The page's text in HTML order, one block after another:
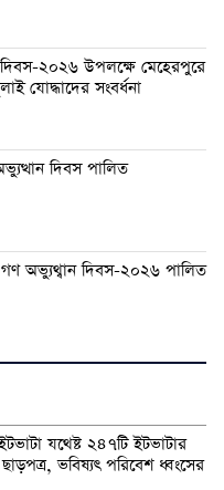
২০২৬ উপলক্ষে মেহেরপুরে
যোদ্ধাদের সংবর্ধনা
দিবস পালিত
অভ্যুথ্বান দিবস-২০২৬ পালিত
যথেষ্ট ২৪৭টি ইটভাটার
ভবিষ্যৎ পরিবেশ ধ্বংসের